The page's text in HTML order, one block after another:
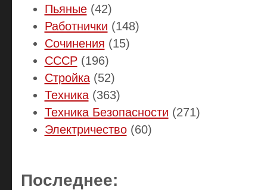
Пьяные(42)
Работнички (148)
Сочинения (15)
СССР(196)
Стройка(52)
Техника(363)
Техника Безопасности (271)
Электричество(60)
Последнее: